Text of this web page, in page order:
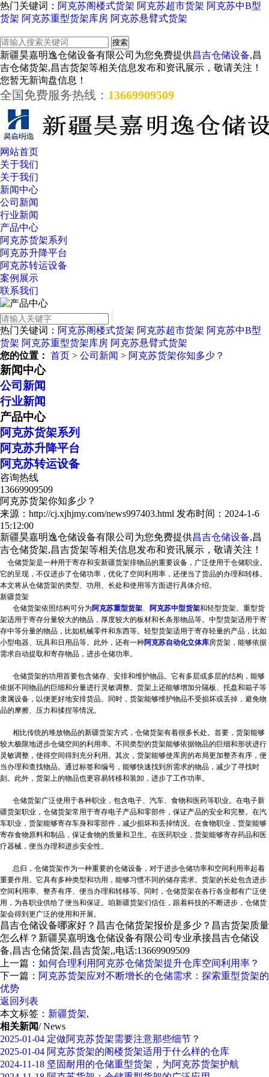
热门关键词： 阿克苏阁楼式货架 阿克苏超市货架 阿克苏中B型
货架 阿克苏重型货架库房 阿克苏悬臂式货架
新疆昊嘉明逸仓储设备有限公司为您免费提供昌吉仓储设备,昌
吉仓储货架,昌吉货架等相关信息发布和资讯展示，敬请关注！
您暂无新询盘信息！
全国免费服务热线： 13669909509
网站首页
关于我们
关于我们
新闻中心
公司新闻
行业新闻
产品中心
阿克苏货架系列
阿克苏升降平台
阿克苏转运设备
案例展示
联系我们
热门关键词： 阿克苏阁楼式货架 阿克苏超市货架 阿克苏中B型
货架 阿克苏重型货架库房 阿克苏悬臂式货架
您的位置： 首页 > 公司新闻 > 阿克苏货架你知多少？
新闻中心
公司新闻
行业新闻
产品中心
阿克苏货架系列
阿克苏升降平台
阿克苏转运设备
咨询热线
13669909509
阿克苏货架你知多少？
来源：http://cj.xjhjmy.com/news997403.html 发布时间：2024-1-6
15:12:00
新疆昊嘉明逸仓储设备有限公司为您免费提供昌吉仓储设备,昌
吉仓储货架,昌吉货架等相关信息发布和资讯展示，敬请关注！
仓储货架是一种用于寄存和安新疆货架排物品的重要设备，广泛使用于仓储职业。
它的呈现，不仅进步了仓储功率，优化了空间利用率，还便当了货品的办理和转移。
本文将从仓储货架的类型、功用、长处和使用等方面进行具体介绍。
新疆货架
仓储货架依照结构可分为 阿克苏重型货架、 阿克苏中型货架和轻型货架。重型货
架适用于寄存分量较大的物品，厚度较大的板材和长条形物品等。中型货架适用于寄
存中等分量的物品，比如机械零件和东西等。轻型货架适用于寄存轻量的产品，比如
小型电器、玩具和日用品等。此外，还有一种阿克苏自动化立体库房货架，能够依据
需求自动提取和寄存物品，进步仓储功率。
仓储货架的功用首要包含储存、安排和维护物品。它有多层或多层的结构，能够
依据不同物品的巨细和分量进行灵敏调整。货架上还能够增加分隔板、托盘和箱子等
隶属设备，以便更好地安排货品。同时，货架能够维护物品不受损坏或丢掉，避免物
品的摩擦、压力和揉捏等情况。
相比传统的堆放物品的新疆货架方式，仓储货架有着很多长处。首要，货架能够
较大极限地进步仓储空间的利用率。不同类型的货架能够依据物品的巨细和形状进行
灵敏调整，使得空间得到充分利用。其次，货架能够使库房的布局更加整齐有序，便
当办理和查找物品。通过标签和编号，能够快速找到所需求的物品，减少了寻找时
刻。此外，货架上的物品也更容易转移和装卸，进步了工作功率。
仓储货架广泛使用于各种职业，包含电子、汽车、食物和医药等职业。在电子新
疆货架职业，仓储货架常用于寄存电子产品和零部件，保证产品的安全和完整。在汽
车职业，货架能够寄存车身和零部件，减少损坏和丢掉情况。在食物职业，货架能够
寄存食物原料和制品，保证食物的质量和卫生。在医药职业，货架能够寄存药品和医
疗器械，便当办理和进步安全性。
总归，仓储货架作为一种重要的仓储设备，对于进步仓储功率和空间利用率起着
重要作用。它具有多种类型和功用，能够习惯不同的储存需求。货架的长处包含进步
空间利用率、整齐有序、便当办理和转移等。同时，仓储货架在各行各业都有广泛使
用，为各职业供给了便当和保证。咱新疆货架们信任，跟着科技的不断进步，仓储货
架会得到更广泛的使用和开展。
昌吉仓储设备哪家好？昌吉仓储货架报价是多少？昌吉货架质量
怎么样？新疆昊嘉明逸仓储设备有限公司专业承接昌吉仓储设
备,昌吉仓储货架,昌吉货架,,电话:13669909509
上一篇： 如何合理利用阿克苏仓储货架提升仓库空间利用率？
下一篇： 阿克苏货架应对不断增长的仓储需求：探索重型货架的
优势
返回列表
本文标签： 新疆货架,
相关新闻/ News
2025-01-04 定做阿克苏货架需要注意那些细节？
2025-01-04 阿克苏货架的阁楼货架适用于什么样的仓库
2024-11-18 坚固耐用的仓储重型货架，为阿克苏货架护航